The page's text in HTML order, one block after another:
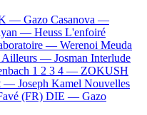
— Gazo Casanova —
— Heuss L'enfoiré
— Werenoi Meuda
Ailleurs — Josman Interlude
1 2 3 4 — ZOKUSH
— Joseph Kamel Nouvelles
(FR) DIE — Gazo